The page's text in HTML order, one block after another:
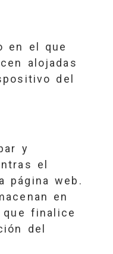
en el que
alojadas
del
y
el
página web.
en
finalice
del